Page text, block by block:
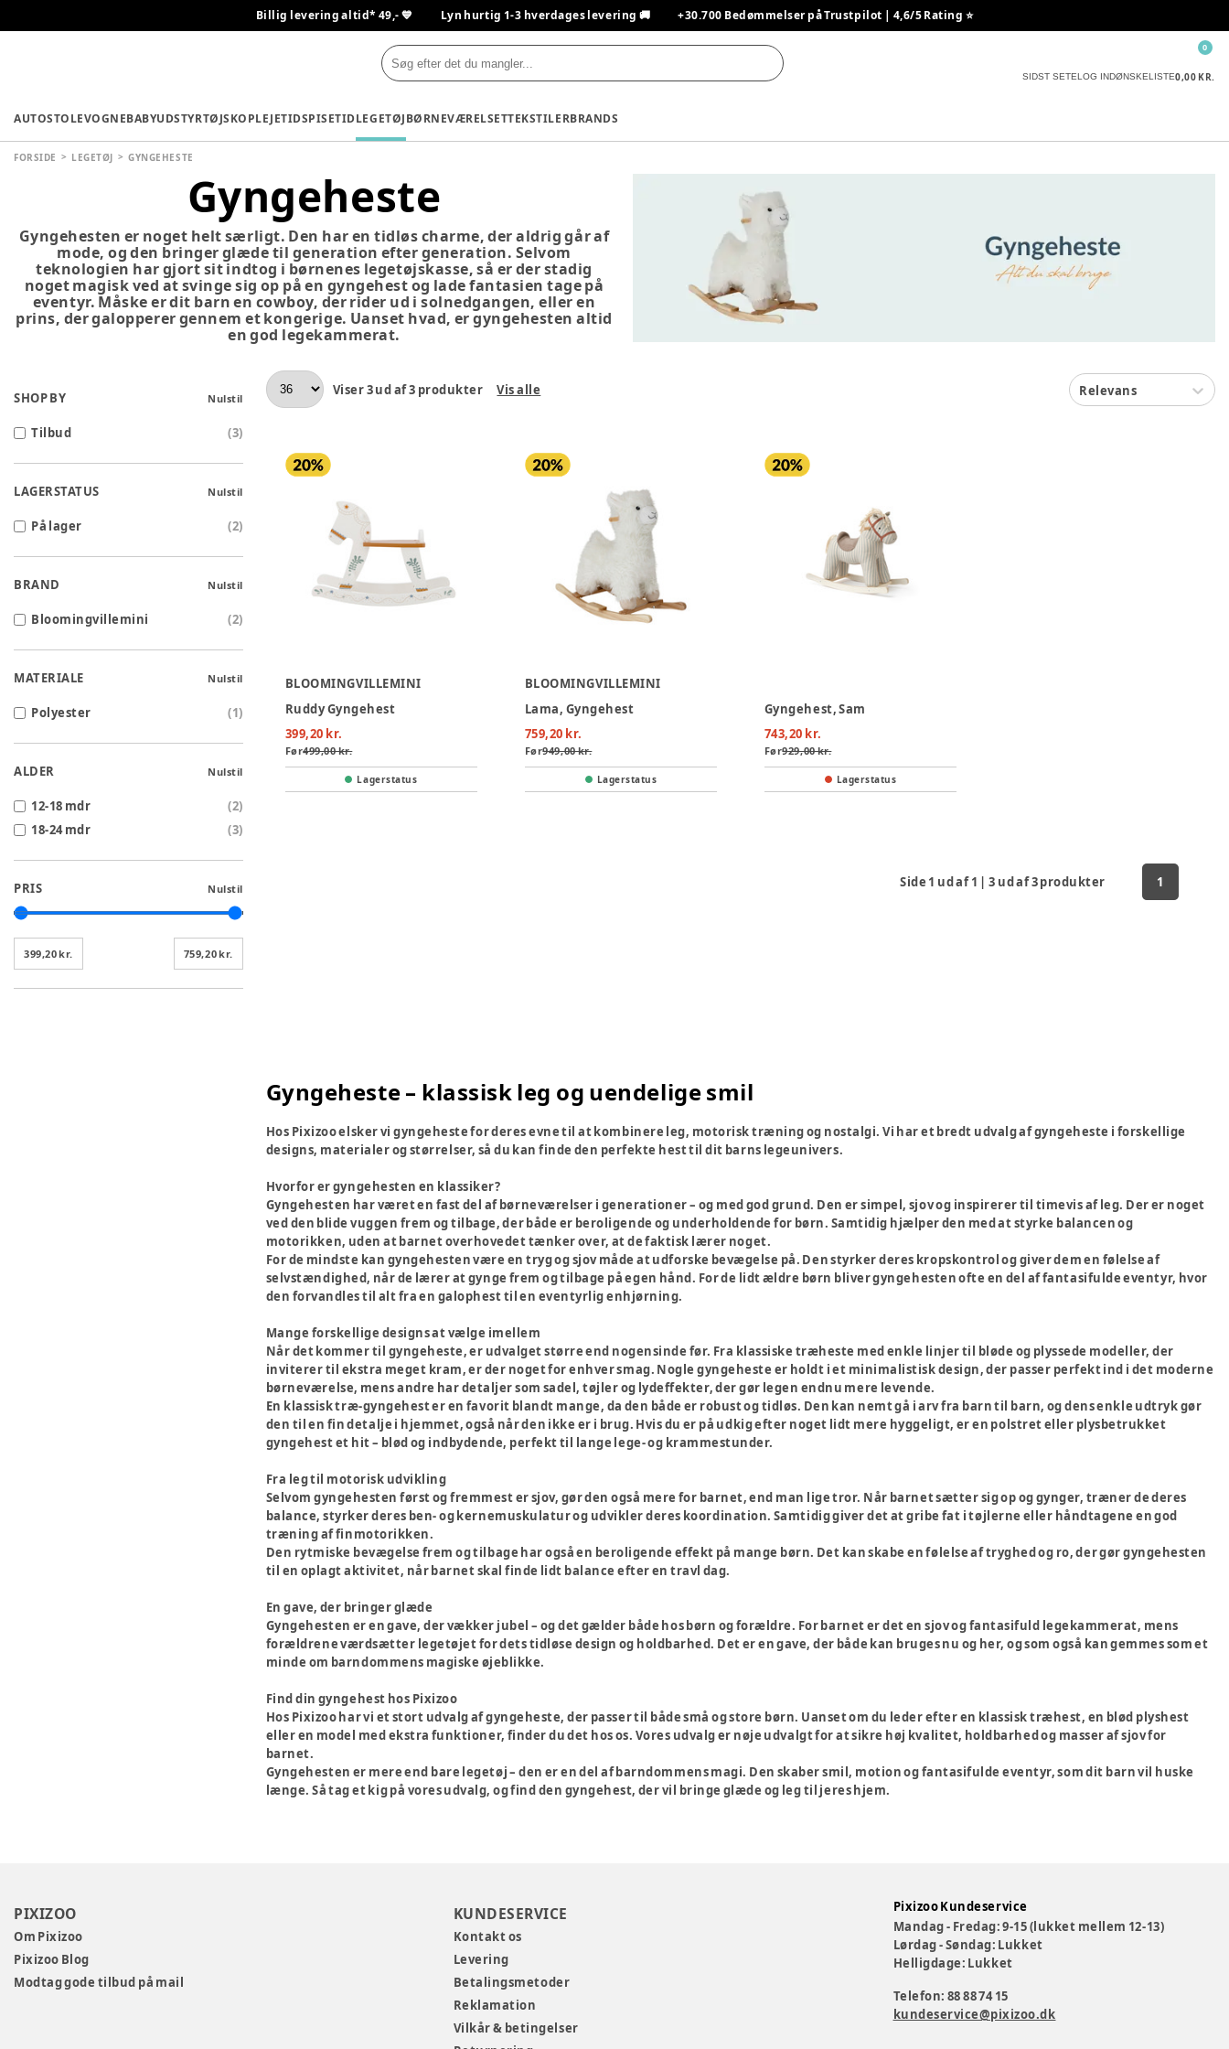
Billig levering altid* 49,- 💙 Lyn hurtig 1-3 hverdages levering 🚚 +30.700 Bedømmelser på Trustpilot | 4,6/5 Rating ⭐️
SIDST SETELOG INDØNSKELISTE0,00 KR.
0
AUTOSTOLEVOGNEBABYUDSTYRTØJSKOPLEJETIDSPISETIDLEGETØJBØRNEVÆRELSETTEKSTILERBRANDS
FORSIDE LEGETØJ GYNGEHESTE
Gyngeheste
Gyngehesten er noget helt særligt. Den har en tidløs charme, der aldrig går af
mode, og den bringer glæde til generation efter generation. Selvom
teknologien har gjort sit indtog i børnenes legetøjskasse, så er der stadig
noget magisk ved at svinge sig op på en gyngehest og lade fantasien tage på
eventyr. Måske er dit barn en cowboy, der rider ud i solnedgangen, eller en
prins, der galopperer gennem et kongerige. Uanset hvad, er gyngehesten altid
en god legekammerat.
SHOP BY Nulstil
Tilbud (3)
LAGERSTATUS Nulstil
På lager (2)
BRAND Nulstil
Bloomingvillemini (2)
MATERIALE Nulstil
Polyester (1)
ALDER Nulstil
12-18 mdr (2)
18-24 mdr
(3)
PRIS Nulstil
399,20 kr. 759,20 kr.
Viser3ud af3 produkter Vis alle Relevans
BLOOMINGVILLEMINI
Ruddy Gyngehest
399,20 kr.
Før499,00 kr.
Lagerstatus
BLOOMINGVILLEMINI
Lama, Gyngehest
759,20 kr.
Før949,00 kr.
Lagerstatus
Gyngehest, Sam
743,20 kr.
Før929,00 kr.
Lagerstatus
Side 1 ud af1 |3 ud af3produkter 1
Gyngeheste – klassisk leg og uendelige smil
Hos Pixizoo elsker vi gyngeheste for deres evne til at kombinere leg, motorisk træning og nostalgi. Vi har et bredt udvalg af gyngeheste i forskellige
designs, materialer og størrelser, så du kan finde den perfekte hest til dit barns legeunivers.
Hvorfor er gyngehesten en klassiker?
Gyngehesten har været en fast del af børneværelser i generationer – og med god grund. Den er simpel, sjov og inspirerer til timevis af leg. Der er noget
ved den blide vuggen frem og tilbage, der både er beroligende og underholdende for børn. Samtidig hjælper den med at styrke balancen og
motorikken, uden at barnet overhovedet tænker over, at de faktisk lærer noget.
For de mindste kan gyngehesten være en tryg og sjov måde at udforske bevægelse på. Den styrker deres kropskontrol og giver dem en følelse af
selvstændighed, når de lærer at gynge frem og tilbage på egen hånd. For de lidt ældre børn bliver gyngehesten ofte en del af fantasifulde eventyr, hvor
den forvandles til alt fra en galophest til en eventyrlig enhjørning.
Mange forskellige designs at vælge imellem
Når det kommer til gyngeheste, er udvalget større end nogensinde før. Fra klassiske træheste med enkle linjer til bløde og plyssede modeller, der
inviterer til ekstra meget kram, er der noget for enhver smag. Nogle gyngeheste er holdt i et minimalistisk design, der passer perfekt ind i det moderne
børneværelse, mens andre har detaljer som sadel, tøjler og lydeffekter, der gør legen endnu mere levende.
En klassisk træ-gyngehest er en favorit blandt mange, da den både er robust og tidløs. Den kan nemt gå i arv fra barn til barn, og dens enkle udtryk gør
den til en fin detalje i hjemmet, også når den ikke er i brug. Hvis du er på udkig efter noget lidt mere hyggeligt, er en polstret eller plysbetrukket
gyngehest et hit – blød og indbydende, perfekt til lange lege- og krammestunder.
Fra leg til motorisk udvikling
Selvom gyngehesten først og fremmest er sjov, gør den også mere for barnet, end man lige tror. Når barnet sætter sig op og gynger, træner de deres
balance, styrker deres ben- og kernemuskulatur og udvikler deres koordination. Samtidig giver det at gribe fat i tøjlerne eller håndtagene en god
træning af finmotorikken.
Den rytmiske bevægelse frem og tilbage har også en beroligende effekt på mange børn. Det kan skabe en følelse af tryghed og ro, der gør gyngehesten
til en oplagt aktivitet, når barnet skal finde lidt balance efter en travl dag.
En gave, der bringer glæde
Gyngehesten er en gave, der vækker jubel – og det gælder både hos børn og forældre. For barnet er det en sjov og fantasifuld legekammerat, mens
forældrene værdsætter legetøjet for dets tidløse design og holdbarhed. Det er en gave, der både kan bruges nu og her, og som også kan gemmes som et
minde om barndommens magiske øjeblikke.
Find din gyngehest hos Pixizoo
Hos Pixizoo har vi et stort udvalg af gyngeheste, der passer til både små og store børn. Uanset om du leder efter en klassisk træhest, en blød plyshest
eller en model med ekstra funktioner, finder du det hos os. Vores udvalg er nøje udvalgt for at sikre høj kvalitet, holdbarhed og masser af sjov for
barnet.
Gyngehesten er mere end bare legetøj – den er en del af barndommens magi. Den skaber smil, motion og fantasifulde eventyr, som dit barn vil huske
længe. Så tag et kig på vores udvalg, og find den gyngehest, der vil bringe glæde og leg til jeres hjem.
PIXIZOO
Om Pixizoo
Pixizoo Blog
Modtag gode tilbud på mail
KUNDESERVICE
Kontakt os
Levering
Betalingsmetoder
Reklamation
Vilkår & betingelser
Pixizoo Kundeservice
Mandag - Fredag: 9-15 (lukket mellem 12-13)
Lørdag - Søndag: Lukket
Helligdage: Lukket
Telefon: 88 88 74 15
kundeservice@pixizoo.dk